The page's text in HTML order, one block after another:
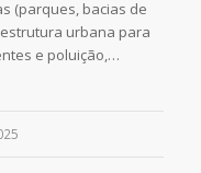
(parques, bacias de
urbana para
e poluição,…